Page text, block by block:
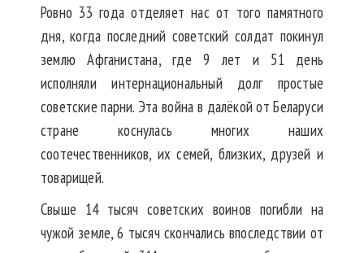
Ровно 33 года отделяет нас от того памятного
дня, когда последний советский солдат покинул
землю Афганистана, где 9 лет и 51 день
исполняли интернациональный долг простые
советские парни. Эта война в далёкой от Беларуси
стране коснулась многих наших
соотечественников, их семей, близких, друзей и
товарищей.
Свыше 14 тысяч советских воинов погибли на
чужой земле, 6 тысяч скончались впоследствии от